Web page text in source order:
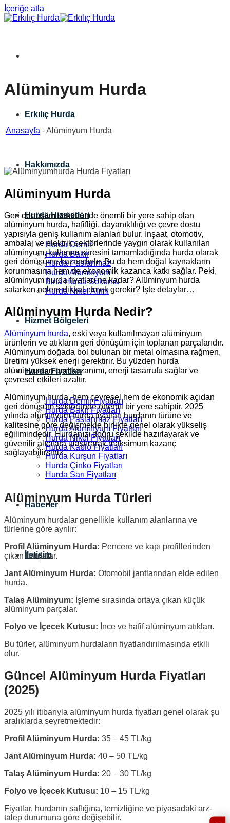
İçeriğe atla
Erkılıç Hurda
Hakkımızda
Hurda Hizmetleri
Hurda Demir
Hurda Bakır
Hurda Paslanmaz
Hurda Alüminyum
Bina Hurda Sökümü
Hurda Nikel Alımı
Hizmet Bölgeleri
Hurda Fiyatları
Hurda Demir Fiyatları
Hurda Bakır Fiyatları
Hurda Paslanmaz Fiyatları
Hurda Alüminyum Fiyatları
Hurda Nikel Fiyatları
Hurda Kablo Fiyatları
Hurda Kurşun Fiyatları
Hurda Çinko Fiyatları
Hurda Sarı Fiyatları
Haberler
İletişim
Alüminyum Hurda
Anasayfa -Alüminyum Hurda
Alüminyum Hurda
Geri dönüşüm sektöründe önemli bir yere sahip olan
alüminyum hurda, hafifliği, dayanıklılığı ve çevre dostu
yapısıyla geniş kullanım alanları bulur. İnşaat, otomotiv,
ambalaj ve elektrik sektörlerinde yaygın olarak kullanılan
alüminyum, kullanım süresini tamamladığında hurda olarak
geri dönüşüme kazandırılır. Bu da hem doğal kaynakların
korunmasına hem de ekonomik kazanca katkı sağlar. Peki,
alüminyum hurda fiyatları ne kadar? Alüminyum hurda
satarken nelere dikkat etmek gerekir? İşte detaylar…
Alüminyum Hurda Nedir?
Alüminyum hurda, eski veya kullanılmayan alüminyum
ürünlerin ve atıkların geri dönüşüm için toplanan parçalarıdır.
Alüminyum doğada bol bulunan bir metal olmasına rağmen,
üretimi yüksek enerji gerektirir. Bu yüzden hurda
alüminyumun geri kazanımı, enerji tasarrufu sağlar ve
çevresel etkileri azaltır.
Alüminyum hurda, hem çevresel hem de ekonomik açıdan
geri dönüşüm sektöründe önemli bir yere sahiptir. 2025
yılında alüminyum hurda fiyatları hurdanın türüne ve
kalitesine göre değişmekle birlikte genel olarak yükseliş
eğilimindedir. Hurdanızı doğru şekilde hazırlayarak ve
güvenilir alıcılara ulaştırarak maksimum kazanç
sağlayabilirsiniz.
Alüminyum Hurda Türleri
Alüminyum hurdalar genellikle kullanım alanlarına ve
türlerine göre ayrılır:
Profil Alüminyum Hurda: Pencere ve kapı profillerinden
çıkan hurdalar.
Jant Alüminyum Hurda: Otomobil jantlarından elde edilen
hurda.
Talaş Alüminyum: İşleme sırasında ortaya çıkan küçük
alüminyum parçalar.
Folyo ve İçecek Kutusu: İnce ve hafif alüminyum atıkları.
Bu türler, alüminyum hurdaların fiyatlandırılmasında etkili
olur.
Güncel Alüminyum Hurda Fiyatları
(2025)
2025 yılı itibarıyla alüminyum hurda fiyatları genel olarak şu
aralıklarda seyretmektedir:
Profil Alüminyum Hurda: 35 – 45 TL/kg
Jant Alüminyum Hurda: 40 – 50 TL/kg
Talaş Alüminyum Hurda: 20 – 30 TL/kg
Folyo ve İçecek Kutusu: 10 – 15 TL/kg
Fiyatlar, hurdanın saflığına, temizliğine ve piyasadaki arz-
talep durumuna göre değişebilir.